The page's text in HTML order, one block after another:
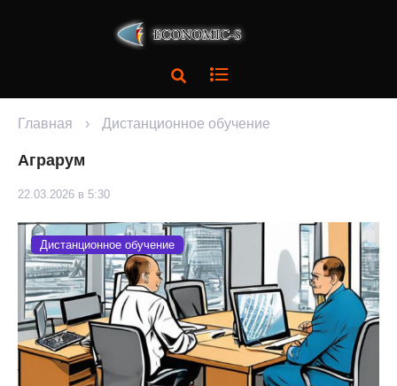
Главная › Дистанционное обучение
Аграрум
22.03.2026 в 5:30
Дистанционное обучение